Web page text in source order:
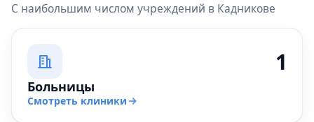
С наибольшим числом учреждений в Кадникове
1
Больницы
Смотреть клиники